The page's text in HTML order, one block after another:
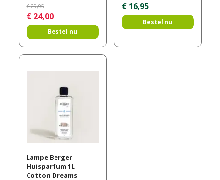
€ 29,95
€ 24,00
Bestel nu
€ 16,95
Bestel nu
Lampe Berger
Huisparfum 1L
Cotton Dreams